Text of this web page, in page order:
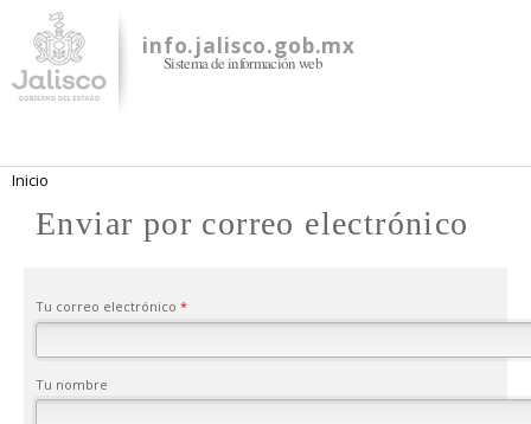
contenido
principal
info.jalisco.gob.mx
Sistema de información web
Se encuentra usted aquí
Inicio
Enviar por correo electrónico
Tu correo electrónico *
Tu nombre